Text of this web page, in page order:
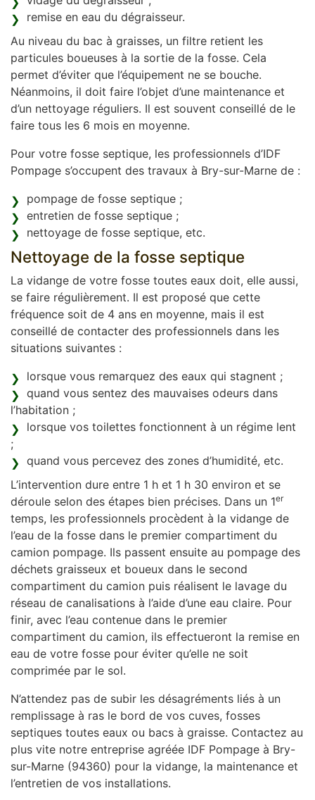
remise en eau du dégraisseur.
Au niveau du bac à graisses, un filtre retient les
particules boueuses à la sortie de la fosse. Cela
permet d’éviter que l’équipement ne se bouche.
Néanmoins, il doit faire l’objet d’une maintenance et
d’un nettoyage réguliers. Il est souvent conseillé de le
faire tous les 6 mois en moyenne.
Pour votre fosse septique, les professionnels d’IDF
Pompage s’occupent des travaux à Bry-sur-Marne de :
pompage de fosse septique ;
entretien de fosse septique ;
nettoyage de fosse septique, etc.
Nettoyage de la fosse septique
La vidange de votre fosse toutes eaux doit, elle aussi,
se faire régulièrement. Il est proposé que cette
fréquence soit de 4 ans en moyenne, mais il est
conseillé de contacter des professionnels dans les
situations suivantes :
lorsque vous remarquez des eaux qui stagnent ;
quand vous sentez des mauvaises odeurs dans
l’habitation ;
lorsque vos toilettes fonctionnent à un régime lent
;
quand vous percevez des zones d’humidité, etc.
L’intervention dure entre 1 h et 1 h 30 environ et se
déroule selon des étapes bien précises. Dans un 1er
temps, les professionnels procèdent à la vidange de
l’eau de la fosse dans le premier compartiment du
camion pompage. Ils passent ensuite au pompage des
déchets graisseux et boueux dans le second
compartiment du camion puis réalisent le lavage du
réseau de canalisations à l’aide d’une eau claire. Pour
finir, avec l’eau contenue dans le premier
compartiment du camion, ils effectueront la remise en
eau de votre fosse pour éviter qu’elle ne soit
comprimée par le sol.
N’attendez pas de subir les désagréments liés à un
remplissage à ras le bord de vos cuves, fosses
septiques toutes eaux ou bacs à graisse. Contactez au
plus vite notre entreprise agréée IDF Pompage à Bry-
sur-Marne (94360) pour la vidange, la maintenance et
l’entretien de vos installations.